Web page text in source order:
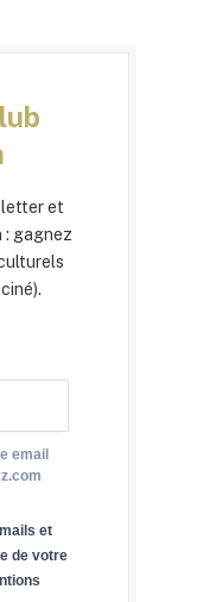
et
: gagnez
email
et
de votre